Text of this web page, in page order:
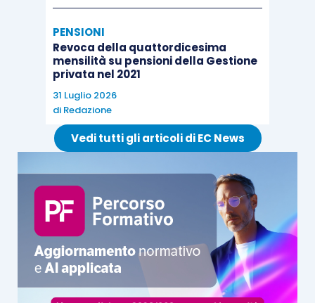
PENSIONI
Revoca della quattordicesima
mensilità su pensioni della Gestione
privata nel 2021
31 Luglio 2026
di Redazione
Vedi tutti gli articoli di EC News